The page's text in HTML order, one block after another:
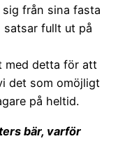
från sina fasta
satsar fullt ut på
med detta för att
det som omöjligt
på heltid.
bär, varför